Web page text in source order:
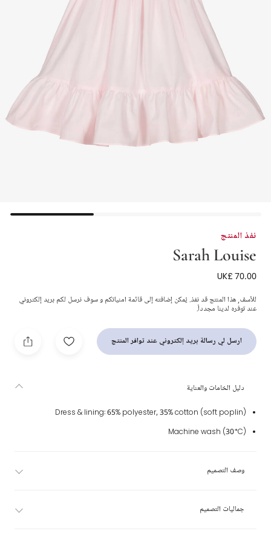
نفذ المنتج
Sarah Louise
فستان مطرز سموكينغ مزيج قطن بوبلين لون زهري
UK£ 70.00
للأسف, هذا المنتج قد نفذ. يُمكن إضافته إلى قائمة امنياتكم و سوف نرسل لكم بريد إلكتروني
عند توفره لدينا مجدداً.
ارسل لي رسالة بريد إلكتروني عند توافر المنتج
دليل الخامات والعناية
Dress & lining: 65% polyester, 35% cotton (soft poplin)
Machine wash (30*C)
وصف التصميم
جماليات التصميم